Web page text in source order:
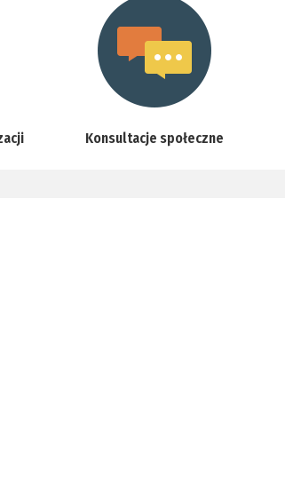
Konsultacje społeczne